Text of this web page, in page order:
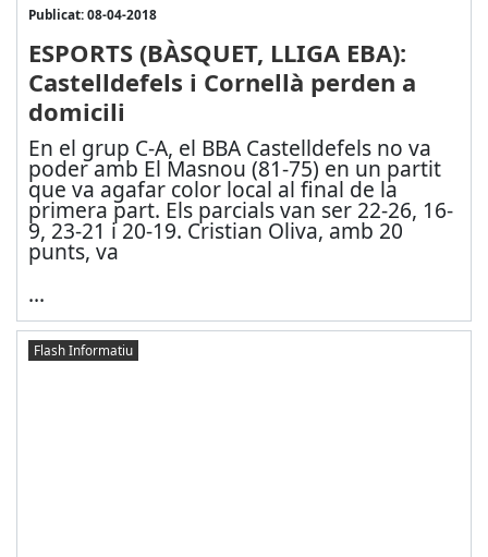
Publicat: 08-04-2018
ESPORTS (BÀSQUET, LLIGA EBA):
Castelldefels i Cornellà perden a
domicili
En el grup C-A, el BBA Castelldefels no va
poder amb El Masnou (81-75) en un partit
que va agafar color local al final de la
primera part. Els parcials van ser 22-26, 16-
9, 23-21 i 20-19. Cristian Oliva, amb 20
punts, va
...
Flash Informatiu